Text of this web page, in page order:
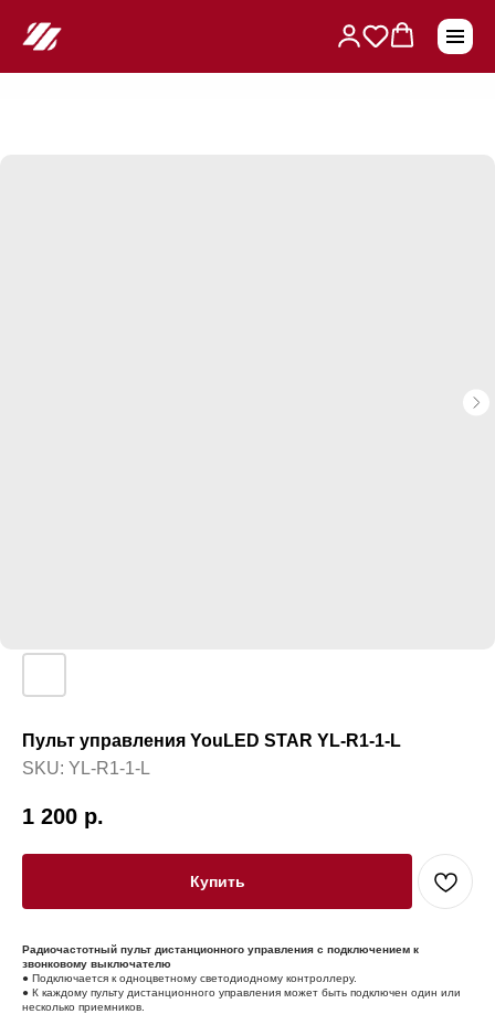
Пульт управления YouLED STAR YL-R1-1-L
SKU: YL-R1-1-L
1 200 р.
Купить
Радиочастотный пульт дистанционного управления с подключением к
звонковому выключателю
● Подключается к одноцветному светодиодному контроллеру.
● К каждому пульту дистанционного управления может быть подключен один или
несколько приемников.